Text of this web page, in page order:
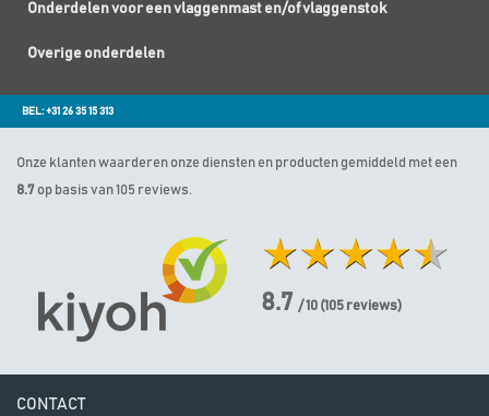
Onderdelen voor een vlaggenmast en/of vlaggenstok
Overige onderdelen
BEL: +31 26 35 15 313
Onze klanten waarderen onze diensten en producten gemiddeld met een
8.7 op basis van 105 reviews.
8.7 / 10 (105 reviews)
CONTACT